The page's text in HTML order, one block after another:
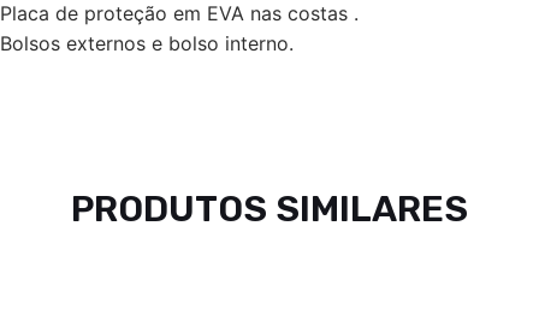
Placa de proteção em EVA nas costas .
Bolsos externos e bolso interno.
PRODUTOS SIMILARES